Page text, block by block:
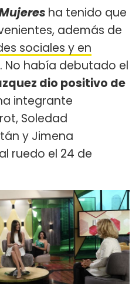
ha tenido que
además de
sociales y en
. No había debutado el
dio positivo de
integrante
Soledad
y Jimena
ruedo el 24 de